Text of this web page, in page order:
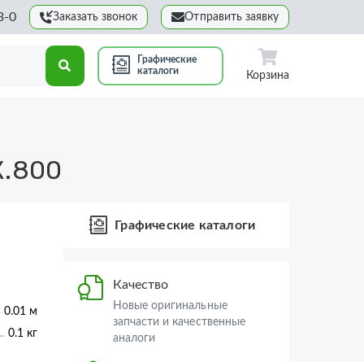
0 Заказать звонок Отправить заявку
Графические
каталоги
Корзина
0.01 м
0.1 кг
Графические каталоги
Качество
Новые оригинальные
запчасти и качественные
аналоги